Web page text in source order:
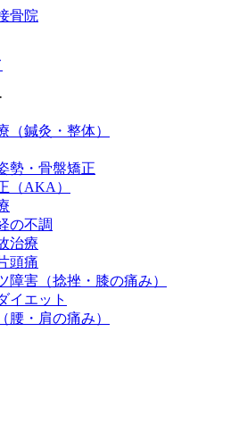
（鍼灸・整体）
勢・骨盤矯正
（AKA）
の不調
治療
頭痛
障害（捻挫・膝の痛み）
イエット
腰・肩の痛み）